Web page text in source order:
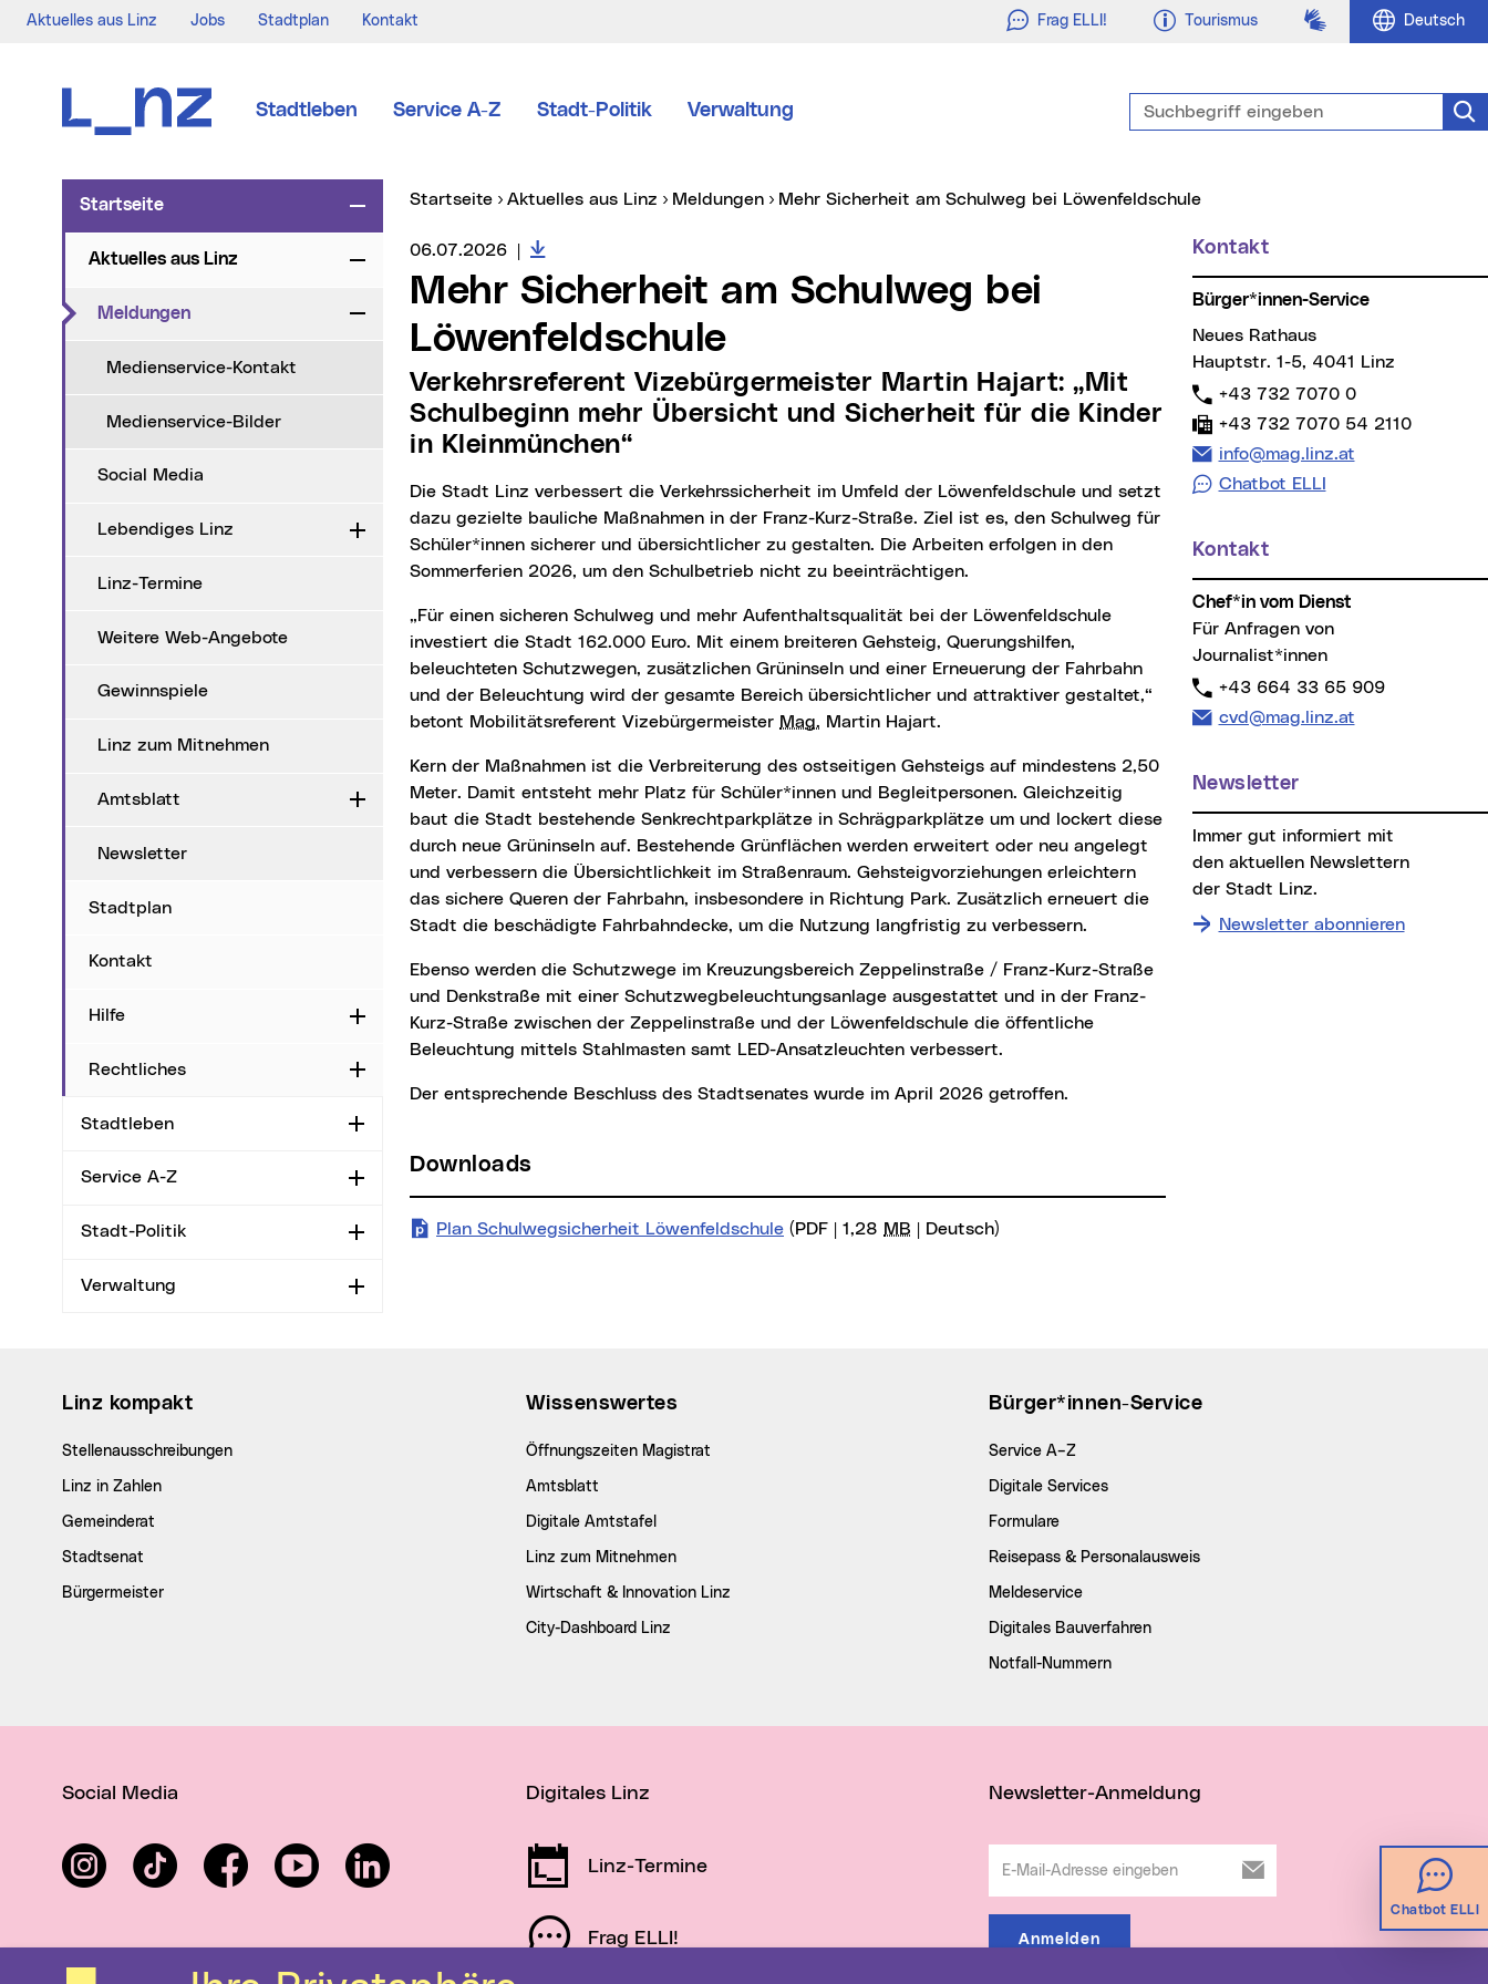
Aktuelles aus Linz Jobs Stadtplan Kontakt Frag ELLI! Tourismus Gebärdensprache
Deutsch
Stadtleben Service A-Z Stadt-Politik Verwaltung Suchbegriff eingeben
Startseite Zuklappen
Aktuelles aus Linz Zuklappen
Meldungen(aktueller Menüpunkt)Zuklappen
Medienservice-Kontakt
Medienservice-Bilder
Social Media
Lebendiges Linz Aufklappen
Linz-Termine
Weitere Web-Angebote
Gewinnspiele
Linz zum Mitnehmen
Amtsblatt Aufklappen
Newsletter
Stadtplan
Kontakt
Hilfe Aufklappen
Rechtliches Aufklappen
Stadtleben Aufklappen
Service A-Z Aufklappen
Stadt-Politik Aufklappen
Verwaltung Aufklappen
Sie sind hier:
Startseite Aktuelles aus Linz Meldungen Mehr Sicherheit am Schulweg bei Löwenfeldschule
Medienservice vom:
06.07.2026
Mehr Sicherheit am Schulweg bei
Löwenfeldschule
Verkehrsreferent Vizebürgermeister Martin Hajart: „Mit
Schulbeginn mehr Übersicht und Sicherheit für die Kinder
in Kleinmünchen“
Die Stadt Linz verbessert die Verkehrssicherheit im Umfeld der Löwenfeldschule und setzt
dazu gezielte bauliche Maßnahmen in der Franz-Kurz-Straße. Ziel ist es, den Schulweg für
Schüler*innen sicherer und übersichtlicher zu gestalten. Die Arbeiten erfolgen in den
Sommerferien 2026, um den Schulbetrieb nicht zu beeinträchtigen.
„Für einen sicheren Schulweg und mehr Aufenthaltsqualität bei der Löwenfeldschule
investiert die Stadt 162.000 Euro. Mit einem breiteren Gehsteig, Querungshilfen,
beleuchteten Schutzwegen, zusätzlichen Grüninseln und einer Erneuerung der Fahrbahn
und der Beleuchtung wird der gesamte Bereich übersichtlicher und attraktiver gestaltet,“
betont Mobilitätsreferent Vizebürgermeister Mag. Martin Hajart.
Kern der Maßnahmen ist die Verbreiterung des ostseitigen Gehsteigs auf mindestens 2,50
Meter. Damit entsteht mehr Platz für Schüler*innen und Begleitpersonen. Gleichzeitig
baut die Stadt bestehende Senkrechtparkplätze in Schrägparkplätze um und lockert diese
durch neue Grüninseln auf. Bestehende Grünflächen werden erweitert oder neu angelegt
und verbessern die Übersichtlichkeit im Straßenraum. Gehsteigvorziehungen erleichtern
das sichere Queren der Fahrbahn, insbesondere in Richtung Park. Zusätzlich erneuert die
Stadt die beschädigte Fahrbahndecke, um die Nutzung langfristig zu verbessern.
Ebenso werden die Schutzwege im Kreuzungsbereich Zeppelinstraße / Franz-Kurz-Straße
und Denkstraße mit einer Schutzwegbeleuchtungsanlage ausgestattet und in der Franz-
Kurz-Straße zwischen der Zeppelinstraße und der Löwenfeldschule die öffentliche
Beleuchtung mittels Stahlmasten samt LED-Ansatzleuchten verbessert.
Der entsprechende Beschluss des Stadtsenates wurde im April 2026 getroffen.
Downloads
Plan Schulwegsicherheit Löwenfeldschule (PDF | 1,28 MB | Deutsch)
Weitere Informationen
Kontakt
Bürger*innen-Service
Neues Rathaus
Hauptstr. 1-5, 4041 Linz
Telefon:
+43 732 7070 0
Fax:
+43 732 7070 54 2110
E-Mail Adresse:
info@mag.linz.at
Chatbot ELLI
Kontakt
Chef*in vom Dienst
Für Anfragen von
Journalist*innen
Telefon:
+43 664 33 65 909
E-Mail Adresse:
cvd@mag.linz.at
Newsletter
den aktuellen Newslettern
der Stadt Linz.
Newsletter abonnieren
Chatbot ELLI
Linz kompakt
Stellenausschreibungen
Linz in Zahlen
Gemeinderat
Stadtsenat
Bürgermeister
Wissenswertes
Öffnungszeiten Magistrat
Amtsblatt
Digitale Amtstafel
Linz zum Mitnehmen
Wirtschaft & Innovation Linz
City-Dashboard Linz
Bürger*innen-Service
Service A–Z
Digitale Services
Formulare
Reisepass & Personalausweis
Meldeservice
Digitales Bauverfahren
Notfall-Nummern
Social Media
InstagramTikTok FacebookYouTube LinkedIn
Digitales Linz
Linz-Termine
Frag ELLI!
Newsletter-Anmeldung
Anmelden